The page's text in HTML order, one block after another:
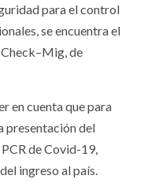
para el control
se encuentra el
de
en cuenta que para
presentación del
de Covid-19,
ingreso al país.